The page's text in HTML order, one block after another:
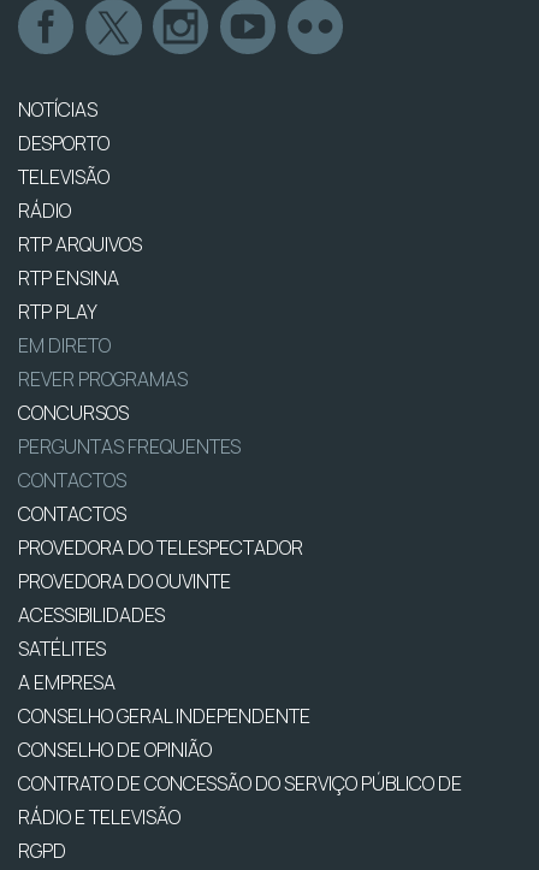
NOTÍCIAS
DESPORTO
TELEVISÃO
RÁDIO
RTP ARQUIVOS
RTP ENSINA
RTP PLAY
EM DIRETO
REVER PROGRAMAS
CONCURSOS
PERGUNTAS FREQUENTES
CONTACTOS
CONTACTOS
PROVEDORA DO TELESPECTADOR
PROVEDORA DO OUVINTE
ACESSIBILIDADES
SATÉLITES
A EMPRESA
CONSELHO GERAL INDEPENDENTE
CONSELHO DE OPINIÃO
CONTRATO DE CONCESSÃO DO SERVIÇO PÚBLICO DE
RÁDIO E TELEVISÃO
RGPD